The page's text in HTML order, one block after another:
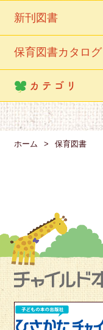
新刊図書
保育図書カタログ
カテゴリ
ホーム 保育図書